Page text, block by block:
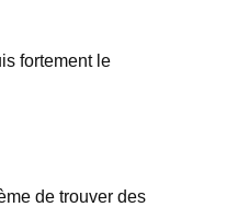
fortement le
de trouver des